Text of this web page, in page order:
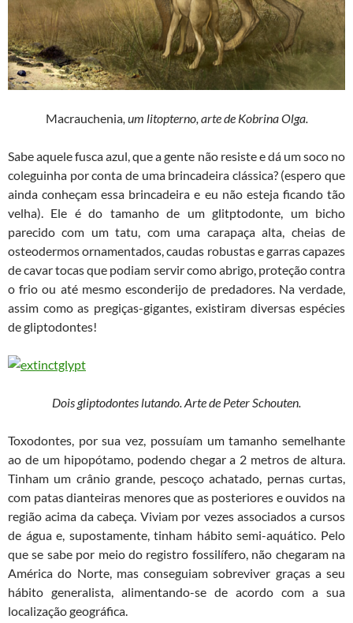
Macrauchenia, um litopterno, arte de Kobrina Olga.
Sabe aquele fusca azul, que a gente não resiste e dá um soco no
coleguinha por conta de uma brincadeira clássica? (espero que
ainda conheçam essa brincadeira e eu não esteja ficando tão
velha). Ele é do tamanho de um glitptodonte, um bicho
parecido com um tatu, com uma carapaça alta, cheias de
osteodermos ornamentados, caudas robustas e garras capazes
de cavar tocas que podiam servir como abrigo, proteção contra
o frio ou até mesmo esconderijo de predadores. Na verdade,
assim como as pregiças-gigantes, existiram diversas espécies
de gliptodontes!
Dois gliptodontes lutando. Arte de Peter Schouten.
Toxodontes, por sua vez, possuíam um tamanho semelhante
ao de um hipopótamo, podendo chegar a 2 metros de altura.
Tinham um crânio grande, pescoço achatado, pernas curtas,
com patas dianteiras menores que as posteriores e ouvidos na
região acima da cabeça. Viviam por vezes associados a cursos
de água e, supostamente, tinham hábito semi-aquático. Pelo
que se sabe por meio do registro fossilífero, não chegaram na
América do Norte, mas conseguiam sobreviver graças a seu
hábito generalista, alimentando-se de acordo com a sua
localização geográfica.